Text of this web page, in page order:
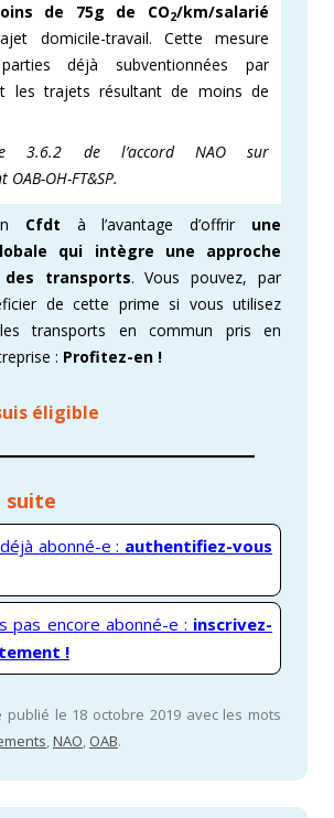
de 75g
de CO2/km/salarié
domicile-travail. Cette mesure
déjà subventionnées par
les trajets résultant de moins de
3.6.2 de l’accord NAO sur
OAB-OH-FT&SP.
Cfdt à l’avantage d’offrir une
qui intègre une approche
transports. Vous pouvez, par
de cette prime si vous utilisez
transports en commun pris en
: Profitez-en !
éligible
suite
abonné-e : authentifiez-vous
pas encore abonné-e : inscrivez-
!
publié le 18 octobre 2019 avec les mots
,NAO, OAB.